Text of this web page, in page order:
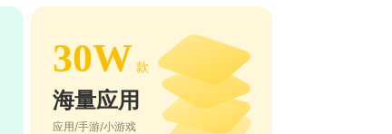
30W 款
海量应用
应用/手游/小游戏